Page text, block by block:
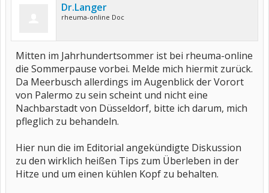
Dr.Langer
rheuma-online Doc
Mitten im Jahrhundertsommer ist bei rheuma-online
die Sommerpause vorbei. Melde mich hiermit zurück.
Da Meerbusch allerdings im Augenblick der Vorort
von Palermo zu sein scheint und nicht eine
Nachbarstadt von Düsseldorf, bitte ich darum, mich
pfleglich zu behandeln.
Hier nun die im Editorial angekündigte Diskussion
zu den wirklich heißen Tips zum Überleben in der
Hitze und um einen kühlen Kopf zu behalten.